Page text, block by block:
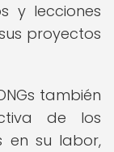
y lecciones
proyectos
también
de los
en su labor,